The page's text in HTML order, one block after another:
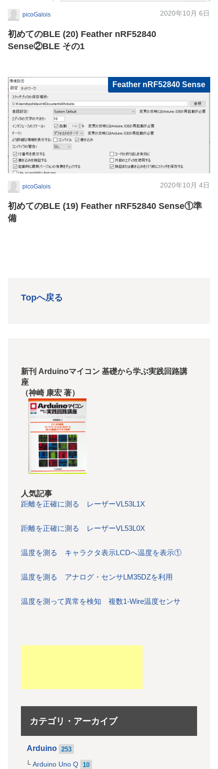
picoGalois 2020年10月 6日
初めてのBLE (20) Feather nRF52840
Sense②BLE その1
Feather nRF52840 Sense
picoGalois 2020年10月 4日
初めてのBLE (19) Feather nRF52840 Sense①準
備
Topへ戻る
新刊 Arduinoマイコン 基礎から学ぶ実践回路講
座
（神崎 康宏 著）
人気記事
距離を正確に測る レーザーVL53L1X
距離を正確に測る レーザーVL53L0X
温度を測る キャラクタ表示LCDへ温度を表示①
温度を測る アナログ・センサLM35DZを利用
温度を測って異常を検知 複数1-Wire温度センサ
カテゴリ・アーカイブ
Arduino 253
Arduino Uno Q 10